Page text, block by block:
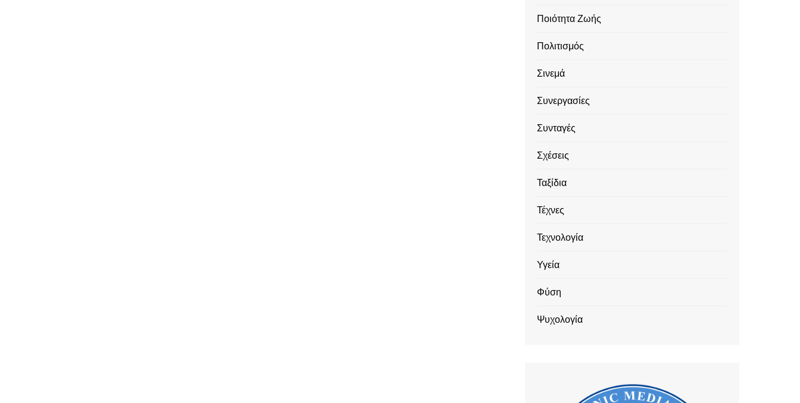
Ποιότητα Ζωής
Πολιτισμός
Σινεμά
Συνεργασίες
Συνταγές
Σχέσεις
Ταξίδια
Τέχνες
Τεχνολογία
Υγεία
Φύση
Ψυχολογία